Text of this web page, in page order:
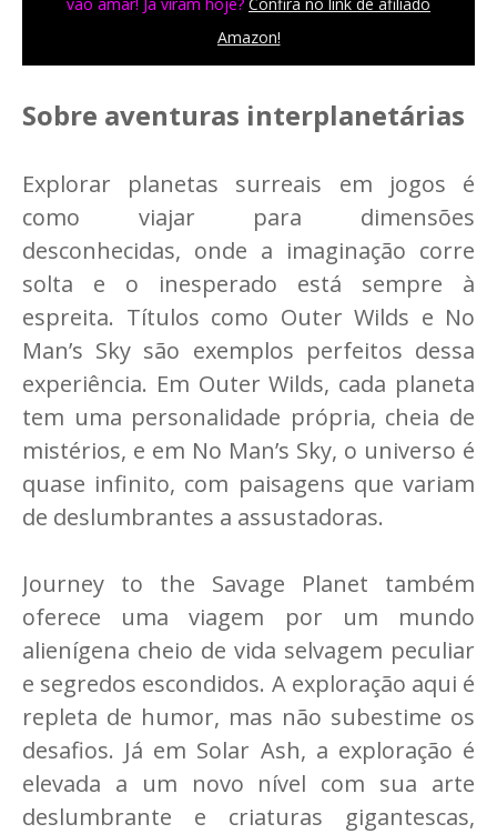
Amazon!
Sobre aventuras interplanetárias
Explorar planetas surreais em jogos é
como viajar para dimensões
desconhecidas, onde a imaginação corre
solta e o inesperado está sempre à
espreita. Títulos como Outer Wilds e No
Man’s Sky são exemplos perfeitos dessa
experiência. Em Outer Wilds, cada planeta
tem uma personalidade própria, cheia de
mistérios, e em No Man’s Sky, o universo é
quase infinito, com paisagens que variam
de deslumbrantes a assustadoras.
Journey to the Savage Planet também
oferece uma viagem por um mundo
alienígena cheio de vida selvagem peculiar
e segredos escondidos. A exploração aqui é
repleta de humor, mas não subestime os
desafios. Já em Solar Ash, a exploração é
elevada a um novo nível com sua arte
deslumbrante e criaturas gigantescas,